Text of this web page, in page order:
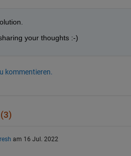
your thoughts :-)
kommentieren.
am 16 Jul. 2022